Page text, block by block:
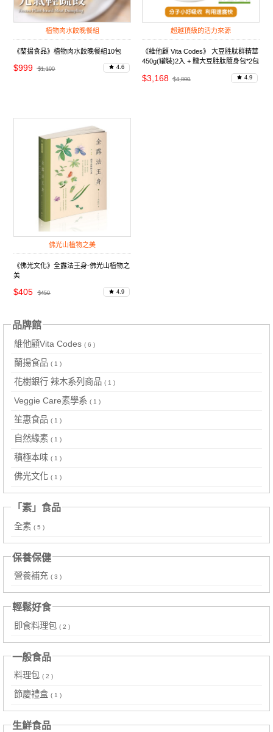
植物肉水餃晚餐組
《蘭揚食品》植物肉水餃晚餐組10包
$999 $1,100 4.6
超越頂級的活力來源
《維他顧 Vita Codes》 大豆胜肽群精華
450g(罐裝)2入 + 贈大豆胜肽隨身包*2包
$3,168 $4,800 4.9
佛光山植物之美
《佛光文化》全露法王身-佛光山植物之
美
$405 $450 4.9
品牌館
維他顧Vita Codes ( 6 )
蘭揚食品 ( 1 )
花樹銀行 辣木系列商品 ( 1 )
Veggie Care素學系 ( 1 )
笙惠食品 ( 1 )
自然緣素 ( 1 )
積極本味 ( 1 )
佛光文化 ( 1 )
「素」食品
全素 ( 5 )
保養保健
營養補充 ( 3 )
輕鬆好食
即食料理包 ( 2 )
一般食品
料理包 ( 2 )
節慶禮盒 ( 1 )
生鮮食品